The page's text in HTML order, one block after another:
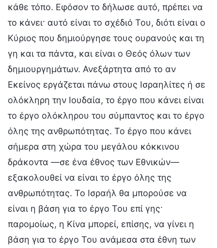
κάθε τόπο. Εφόσον το δήλωσε αυτό, πρέπει να
το κάνει· αυτό είναι το σχέδιό Του, διότι είναι ο
Κύριος που δημιούργησε τους ουρανούς και τη
γη και τα πάντα, και είναι ο Θεός όλων των
δημιουργημάτων. Ανεξάρτητα από το αν
Εκείνος εργάζεται πάνω στους Ισραηλίτες ή σε
ολόκληρη την Ιουδαία, το έργο που κάνει είναι
το έργο ολόκληρου του σύμπαντος και το έργο
όλης της ανθρωπότητας. Το έργο που κάνει
σήμερα στη χώρα του μεγάλου κόκκινου
δράκοντα —σε ένα έθνος των Εθνικών—
εξακολουθεί να είναι το έργο όλης της
ανθρωπότητας. Το Ισραήλ θα μπορούσε να
είναι η βάση για το έργο Του επί γης·
παρομοίως, η Κίνα μπορεί, επίσης, να γίνει η
βάση για το έργο Του ανάμεσα στα έθνη των